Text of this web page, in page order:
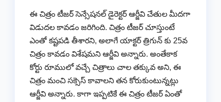
ఈ చిత్రం టీజర్ సెన్సేషనల్ డైరెక్టర్ ఆర్జీవి చేతుల మీదగా
విడుదల కావడం జరిగింది. చిత్రం టీజర్ చూస్తుంటే
ఎంతో కష్టపడి తీశారని, అలాగే యాక్టర్ త్రిగున్ కు 25వ
చిత్రం కావడం విశేషమని ఆర్జీవి అన్నారు. అంతేకాక
కోర్టు రూములో వచ్చే చిత్రాలు చాల తక్కువ అని, ఈ
చిత్రం మంచి సక్సెస్ కావాలని తన కోరుకుంటున్నట్లు
ఆర్జీవి అన్నారు. కాగా ఇప్పటికే ఈ చిత్రం టీజర్ ఏంతో